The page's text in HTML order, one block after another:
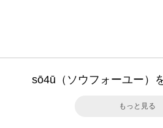
sō4ū（ソウフォーユー）
もっと見る